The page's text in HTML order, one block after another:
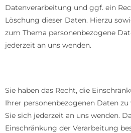
Datenverarbeitung und ggf. ein
Löschung dieser Daten. Hierzu
zum Thema personenbezogene
jederzeit an uns wenden.
Sie haben das Recht, die
Ihrer personenbezogenen Daten
Sie sich jederzeit an uns wenden.
Einschränkung der Verarbeitung